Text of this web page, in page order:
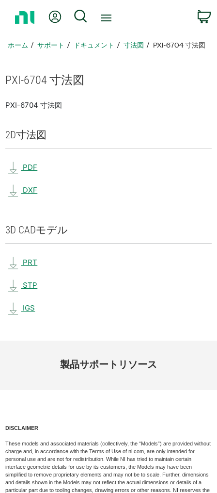
ペ
に
戻
Myアカウント
検索
ホーム サポート ドキュメント 寸法図 PXI-6704 寸法図
PXI-6704 寸法図
PXI-6704 寸法図
2D寸法図
PDF
DXF
3D CADモデル
PRT
STP
IGS
製品サポート リソース
DISCLAIMER
These models and associated materials (collectively, the “Models”) are provided without
charge and, in accordance with the Terms of Use of ni.com, are only intended for
personal use and are not for redistribution. While NI has tried to maintain certain
interface geometric details for use by its customers, the Models may have been
simplified to remove proprietary elements and may not be to scale. Further, dimensions
and details shown in the Models may not reflect the actual dimensions or details of a
particular part due to tooling changes, drawing errors or other reasons. NI reserves the